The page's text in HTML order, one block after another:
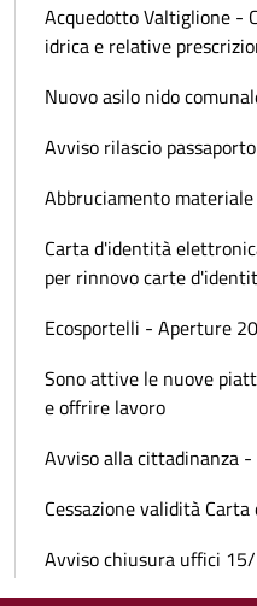
Acquedotto Valtiglione -
idrica e relative
Nuovo asilo nido
Avviso rilascio passaporto
Abbruciamento
Carta d'identità
per rinnovo carte
Ecosportelli - Aperture
Sono attive le nuove
e offrire lavoro
Avviso alla cittadinanza
Cessazione validità
Avviso chiusura uffici